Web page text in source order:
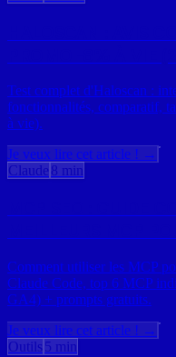
Test complet d'Haloscan :
fonctionnalités, comparatif,
à vie).
Je veux lire cet article ! →
Claude 8 min
Comment utiliser les MCP
Claude Code, top 6 MCP
GA4) + prompts gratuits.
Je veux lire cet article ! →
Outils 5 min